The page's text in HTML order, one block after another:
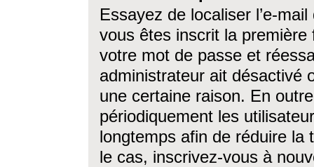
Essayez de localiser l’e-
vous êtes inscrit la première
votre mot de passe et
administrateur ait désactivé
une certaine raison. En
périodiquement les
longtemps afin de réduire la
le cas, inscrivez-vous à